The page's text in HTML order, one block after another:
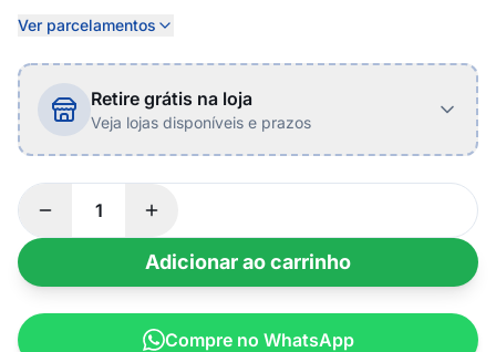
Ver parcelamentos
Retire grátis na loja
Veja lojas disponíveis e prazos
Adicionar ao carrinho
Compre no WhatsApp